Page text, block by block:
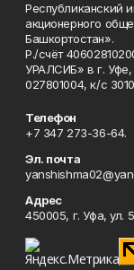
Республиканский
акционерного
Башкортостан».
Р./счёт
УРАЛСИБ» в г.
027801004, к/с
Телефон
+7 347 273-36-64.
Эл. почта
Адрес
450005, г. Уфа, ул.